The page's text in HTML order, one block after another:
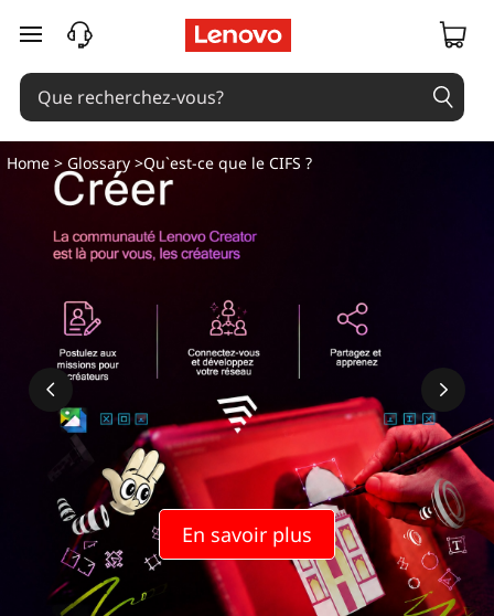
Q
u
e
s
passer au contenu principal
En savoir plus
Home >Glossary >Qu`est-ce que le CIFS ?